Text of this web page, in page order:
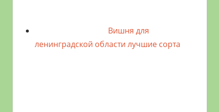
Вишня для
ленинградской области лучшие сорта